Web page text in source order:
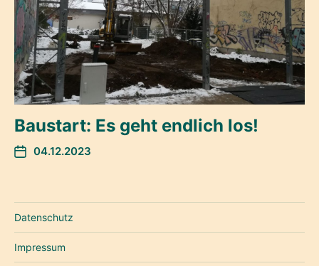
Baustart: Es geht endlich los!
04.12.2023
Datenschutz
Impressum